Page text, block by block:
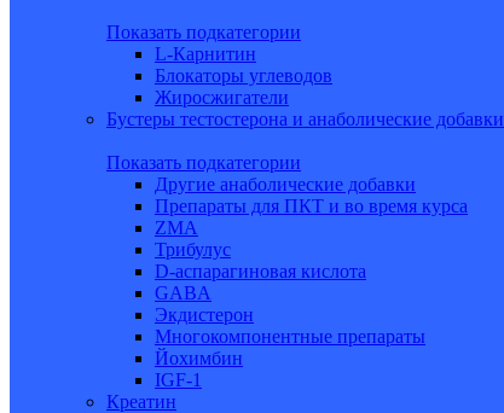
Показать подкатегории
L-Карнитин
Блокаторы углеводов
Жиросжигатели
Бустеры тестостерона и анаболические добавки
Показать подкатегории
Другие анаболические добавки
Препараты для ПКТ и во время курса
ZMA
Трибулус
D-аспарагиновая кислота
GABA
Экдистерон
Многокомпонентные препараты
Йохимбин
IGF-1
Креатин